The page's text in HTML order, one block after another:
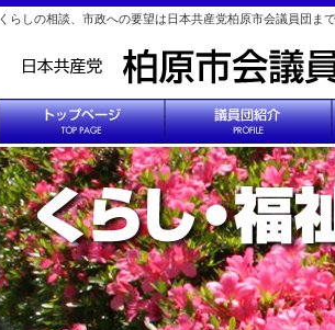
くらしの相談、市政への要望は日本共産党柏原市会議員団ま